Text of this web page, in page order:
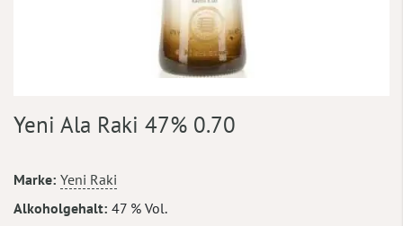
Anfang
springen
Yeni Ala Raki 47% 0.70
Mehr
Informationen
Marke Yeni Raki
Alkoholgehalt 47 % Vol.